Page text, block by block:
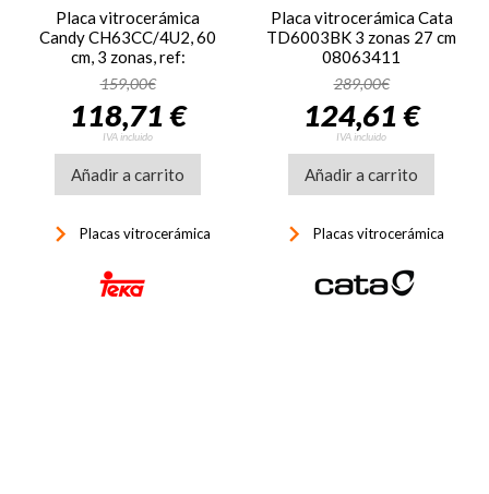
Placa vitrocerámica
Candy CH63CC/4U2, 60
cm, 3 zonas, ref:
33803210
159,00€
118,71 €
IVA incluido
Añadir a carrito
keyboard_arrow_right Placas vitrocerámica
Placa vitrocerámica Cata
TD6003BK 3 zonas 27 cm
08063411
289,00€
124,61 €
IVA incluido
Añadir a carrito
keyboard_arrow_right Placas vitrocerámica